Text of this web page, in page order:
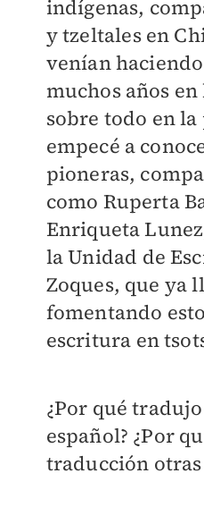
indígenas,
y tzeltales en
venían
muchos años
sobre todo en la
empecé a
pioneras,
como Ruperta
Enriqueta
la Unidad de
Zoques, que ya
fomentando
escritura en
¿Por qué
español? ¿Por
traducción otras